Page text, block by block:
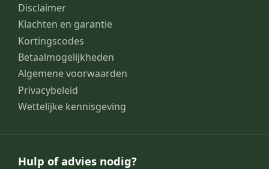
Disclaimer
Klachten en garantie
Kortingscodes
Betaalmogelijkheden
Algemene voorwaarden
Privacybeleid
Wettelijke kennisgeving
Hulp of advies nodig?